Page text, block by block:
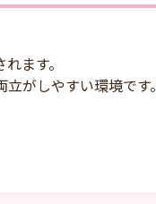
ます。
がしやすい環境です。